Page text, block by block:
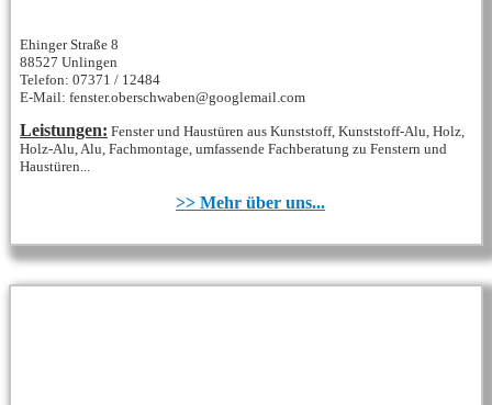
Ehinger Straße 8
88527 Unlingen
Telefon: 07371 / 12484
E-Mail: fenster.oberschwaben@googlemail.com
Leistungen: Fenster und Haustüren aus Kunststoff, Kunststoff-Alu, Holz,
Holz-Alu, Alu, Fachmontage, umfassende Fachberatung zu Fenstern und
Haustüren...
>> Mehr über uns...